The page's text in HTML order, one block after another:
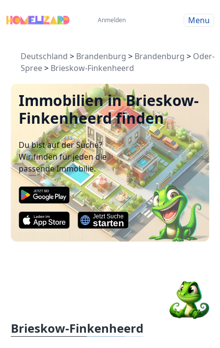
Anmelden Menu
Deutschland > Brandenburg > Brandenburg > Oder-
Spree> Brieskow-Finkenheerd
Immobilien in Brieskow-
Finkenheerd finden
Du bist auf der Suche?
Wir finden für jeden die
passende Immobilie.
Brieskow-Finkenheerd